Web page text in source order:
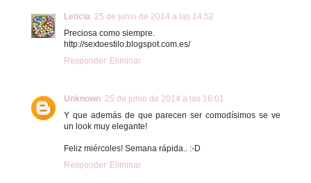
Leticia 25 de junio de 2014 a las 14:52
Preciosa como siempre.
http://sextoestilo.blogspot.com.es/
Responder Eliminar
Unknown 25 de junio de 2014 a las 16:01
Y que además de que parecen ser comodísimos se ve
un look muy elegante!
Feliz miércoles! Semana rápida.. :-D
Responder Eliminar